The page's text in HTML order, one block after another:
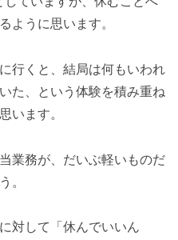
ように思います。
行くと、結局は何もいわれ
た、という体験を積み重ね
います。
業務が、だいぶ軽いものだ
。
対して「休んでいいん